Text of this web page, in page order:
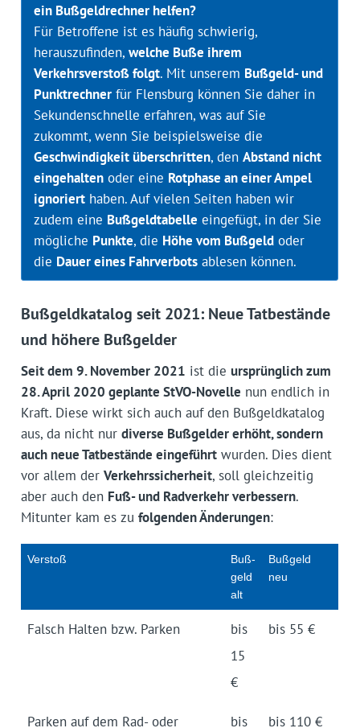
ein Bußgeldrechner helfen?
Für Betroffene ist es häufig schwierig,
herauszufinden, welche Buße ihrem
Verkehrsverstoß folgt. Mit unserem Bußgeld- und
Punktrechnerfür Flensburg können Sie daher in
Sekundenschnelle erfahren, was auf Sie
zukommt, wenn Sie beispielsweise die
Geschwindigkeit überschritten, den Abstand nicht
eingehaltenoder eine Rotphase an einer Ampel
ignorierthaben. Auf vielen Seiten haben wir
zudem eine Bußgeldtabelle eingefügt, in der Sie
mögliche Punkte, die Höhe vom Bußgeldoder
die Dauer eines Fahrverbotsablesen können.
Bußgeldkatalog seit 2021: Neue Tatbestände
und höhere Bußgelder
Seit dem 9. November 2021 ist die ursprünglich zum
28. April 2020 geplante StVO-Novelle nun endlich in
Kraft. Diese wirkt sich auch auf den Bußgeldkatalog
aus, da nicht nur diverse Bußgelder erhöht, sondern
auch neue Tatbestände eingeführtwurden. Dies dient
vor allem der Verkehrssicherheit, soll gleichzeitig
aber auch den Fuß- und Radverkehr verbessern.
Mitunter kam es zu folgenden Änderungen:
Ver­stoß
Buß­
geld
alt
Buß­geld
neu
Falsch Halten bzw. Parken
bis
15
€
bis 55 €
Parken auf dem Rad- oder bis bis 110 €